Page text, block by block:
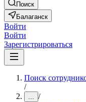
Поиск
Балаганск
Войти
Войти
Зарегистрироваться
Поиск
/
... /